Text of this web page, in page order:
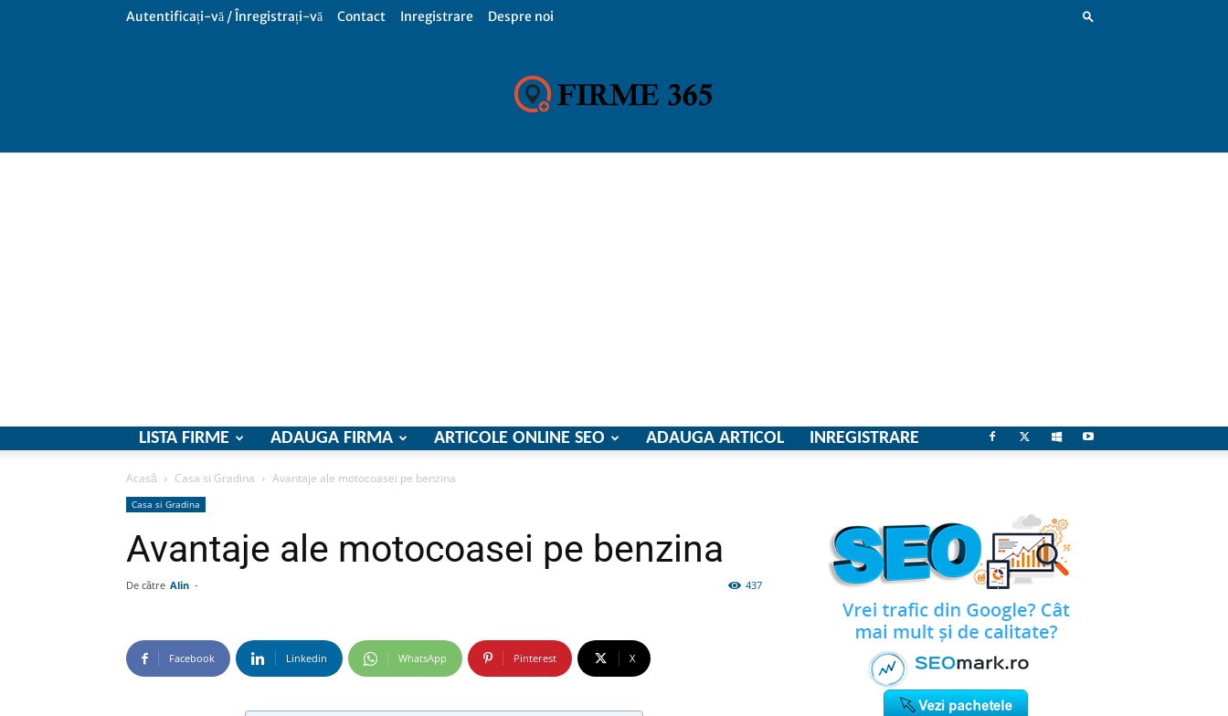
Autentificați-vă / Înregistrați-vă Contact Inregistrare Despre noi
si
LISTA FIRME ADAUGA FIRMA ARTICOLE ONLINE SEO ADAUGA ARTICOL INREGISTRARE
Acasă Casa si Gradina Avantaje ale motocoasei pe benzina
Casa si Gradina
Avantaje ale motocoasei pe benzina
De către Alin - 437
Facebook Linkedin WhatsApp Pinterest X